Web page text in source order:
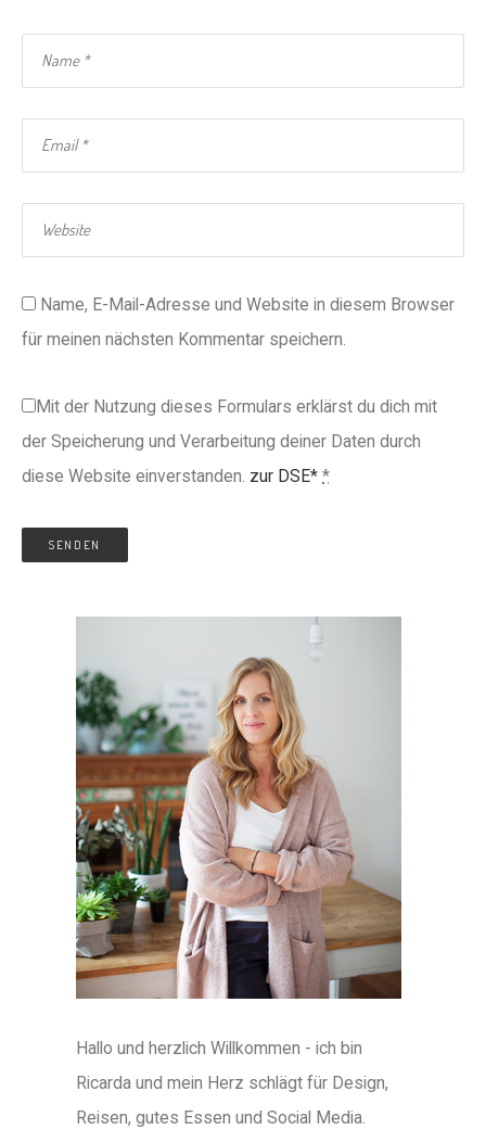
Name, E-Mail-Adresse und Website in diesem Browser
für meinen nächsten Kommentar speichern.
Mit der Nutzung dieses Formulars erklärst du dich mit
der Speicherung und Verarbeitung deiner Daten durch
diese Website einverstanden. zur DSE* *
Hallo und herzlich Willkommen - ich bin
Ricarda und mein Herz schlägt für Design,
Reisen, gutes Essen und Social Media.